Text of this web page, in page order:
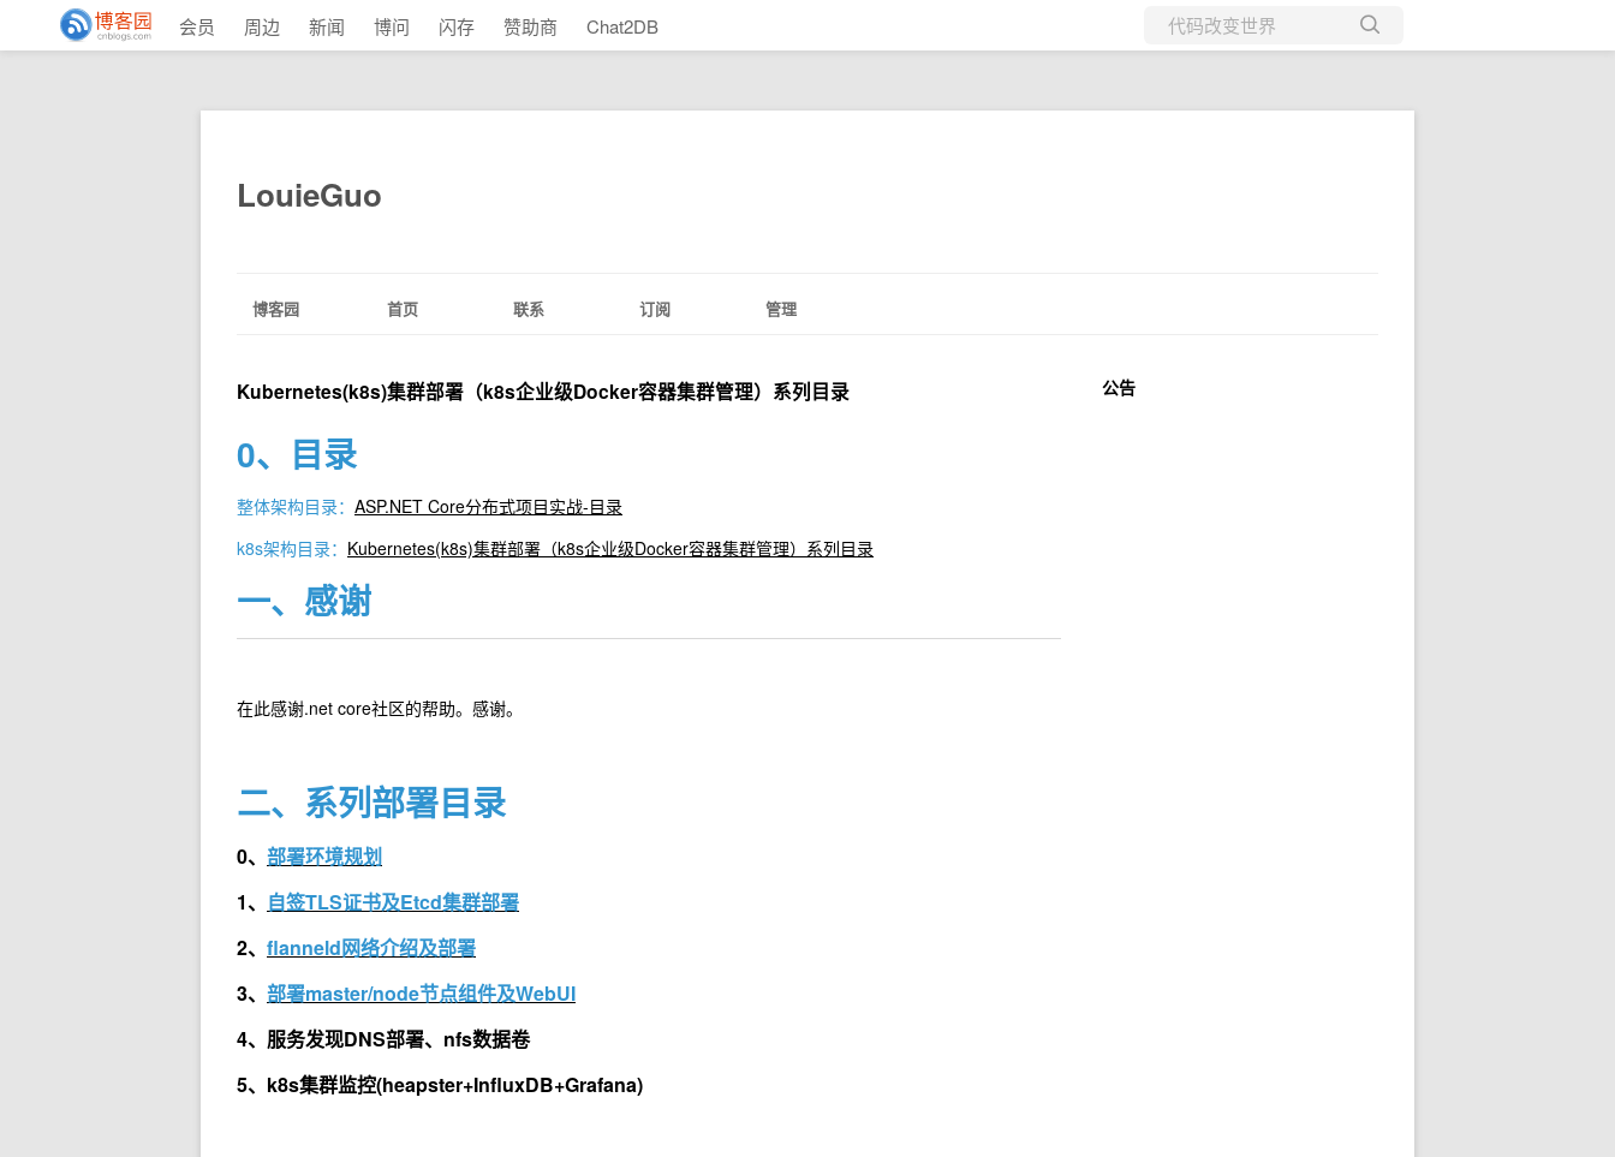
会员 周边 新闻 博问 闪存 赞助商 Chat2DB
当前博客
LouieGuo
博客园 首页 联系 订阅 管理
Kubernetes(k8s)集群部署（k8s企业级Docker容器集群管理）系列目录
0、目录
整体架构目录： ASP.NET Core分布式项目实战-目录
k8s架构目录： Kubernetes(k8s)集群部署（k8s企业级Docker容器集群管理）系列目录
一、感谢
在此感谢.net core社区的帮助。感谢。
二、系列部署目录
0、 部署环境规划
1、 自签TLS证书及Etcd集群部署
2、 flanneld网络介绍及部署
3、 部署master/node节点组件及WebUI
4、 服务发现DNS部署、nfs数据卷
5、 k8s集群监控(heapster+InfluxDB+Grafana)
公告